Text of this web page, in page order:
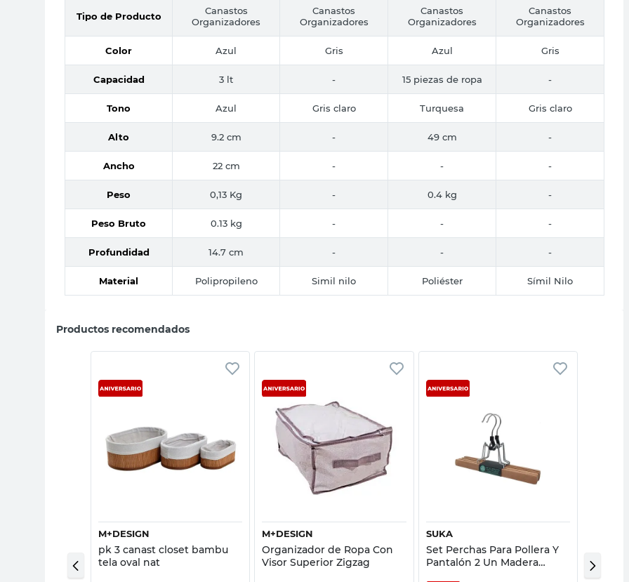
Tipo de Producto
Canastos
Organizadores
Canastos
Organizadores
Canastos
Organizadores
Canastos
Organizadores
Color Azul Gris Azul Gris
Capacidad 3 lt - 15 piezas de ropa -
Tono Azul Gris claro Turquesa Gris claro
Alto 9.2 cm - 49 cm -
Ancho 22 cm - - -
Peso 0,13 Kg - 0.4 kg -
Peso Bruto 0.13 kg - - -
Profundidad 14.7 cm - - -
Material Polipropileno Simil nilo Poliéster Símil Nilo
Productos recomendados
M+DESIGN
pk 3 canast closet bambu
tela oval nat
Vista rápida
M+DESIGN
Organizador de Ropa Con
Visor Superior Zigzag
Vista rápida
SUKA
Set Perchas Para Pollera Y
Pantalón 2 Un Madera
Doble
Blanco